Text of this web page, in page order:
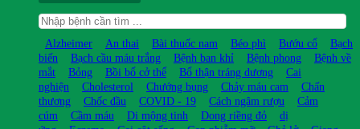
Alzheimer An thai Bài thuốc nam Béo phì Bướu cổ
Bạch
biến
Bạch cầu máu trắng Bệnh ban khỉ Bệnh phong
Bệnh về
mắt
Bỏng Bồi bổ cở thể Bổ thận tráng dương
Cai
nghiện
Cholesterol Chướng bụng Chảy máu cam
Chấn
thương
Chốc đầu COVID - 19 Cách ngâm rượu
Cảm
cúm
Cầm máu Di mộng tinh Dong riềng đỏ
dị